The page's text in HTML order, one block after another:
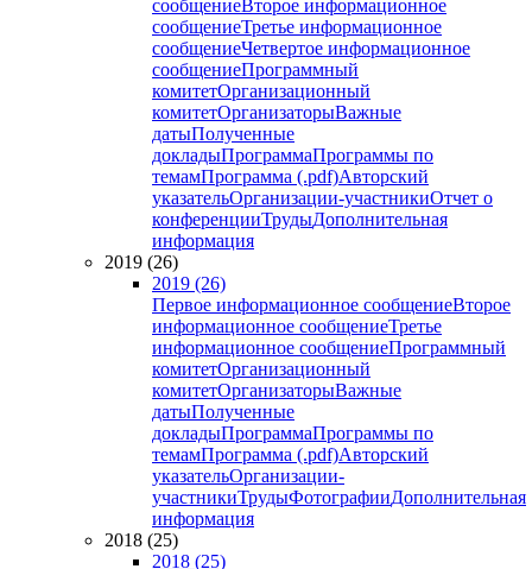
сообщениеВторое информационное
сообщениеТретье информационное
сообщениеЧетвертое информационное
сообщениеПрограммный
комитетОрганизационный
комитетОрганизаторыВажные
датыПолученные
докладыПрограммаПрограммы по
темамПрограмма (.pdf)Авторский
указательОрганизации-участникиОтчет о
конференцииТрудыДополнительная
информация
2019 (26)
2019 (26)
Первое информационное сообщениеВторое
информационное сообщениеТретье
информационное сообщениеПрограммный
комитетОрганизационный
комитетОрганизаторыВажные
датыПолученные
докладыПрограммаПрограммы по
темамПрограмма (.pdf)Авторский
указательОрганизации-
участникиТрудыФотографииДополнительная
информация
2018 (25)
2018 (25)